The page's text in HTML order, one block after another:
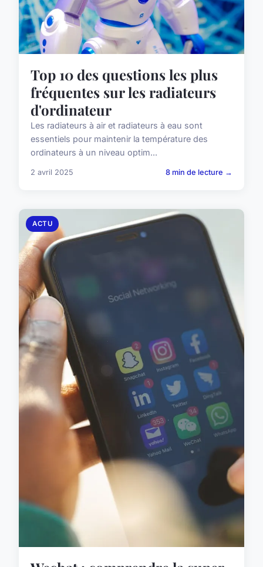
Top 10 des questions les plus
fréquentes sur les radiateurs
d'ordinateur
Les radiateurs à air et radiateurs à eau sont
essentiels pour maintenir la température des
ordinateurs à un niveau optim...
2 avril 2025 8 min de lecture →
ACTU